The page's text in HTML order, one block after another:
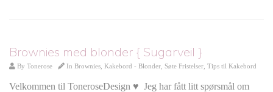
Brownies med blonder { Sugarveil }
By Tonerose In Brownies Kakebord - Blonder Søte Fristelser Tips til Kakebord
Velkommen til ToneroseDesign ♥ Jeg har fått litt spørsmål om